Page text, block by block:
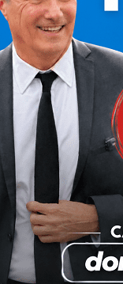
et pourtant, ce
a un retard
leaders est un
que la navigation à
Catégorie :